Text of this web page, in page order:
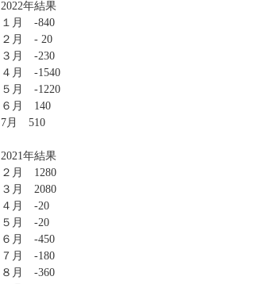
2022年結果
１月 -840
２月 - 20
３月 -230
４月 -1540
５月 -1220
６月 140
7月 510
2021年結果
２月 1280
３月 2080
４月 -20
５月 -20
６月 -450
７月 -180
８月 -360